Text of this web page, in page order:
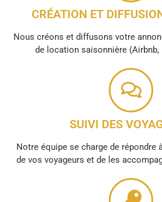
CRÉATION ET
Nous créons et diffusons votre
de location saisonnière (Airbnb,
SUIVI DES
Notre équipe se charge de répondre
de vos voyageurs et de les